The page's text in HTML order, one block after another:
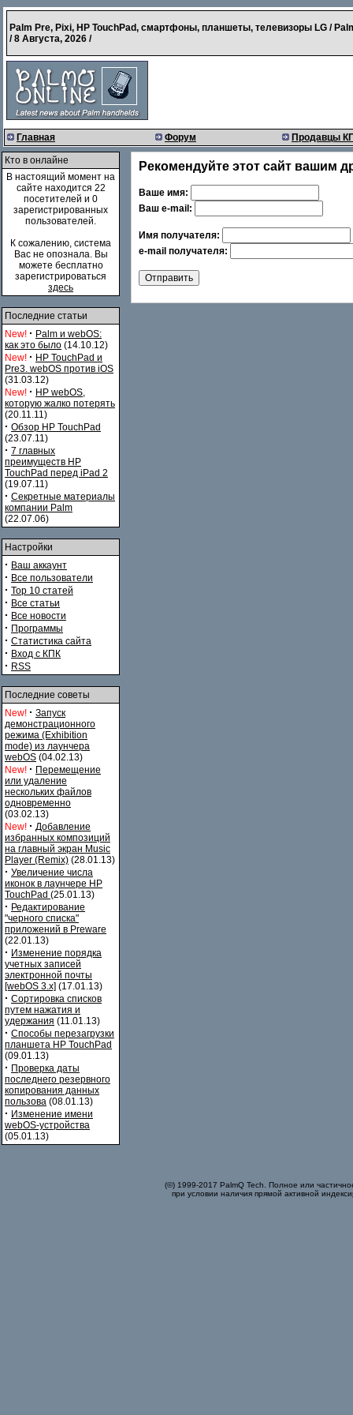
Palm Pre, Pixi, HP TouchPad, смартфоны, планшеты, телевизоры LG /
/8 Августа, 2026 /
Главная Форум Продавцы
Кто в онлайне
В настоящий момент на
сайте находится 22
посетителей и 0
зарегистрированных
пользователей.
К сожалению, система
Вас не опознала. Вы
можете бесплатно
зарегистрироваться
здесь
Последние статьи
New! · Palm и webOS:
как это было (14.10.12)
New! · HP TouchPad и
Pre3. webOS против iOS
(31.03.12)
New! · HP webOS,
которую жалко потерять
(20.11.11)
· Обзор HP TouchPad
(23.07.11)
· 7 главных
преимуществ HP
TouchPad перед iPad 2
(19.07.11)
· Секретные материалы
компании Palm
(22.07.06)
Настройки
· Ваш аккаунт
· Все пользователи
· Top 10 статей
· Все статьи
· Все новости
· Программы
· Статистика сайта
· Вход с КПК
· RSS
Последние советы
New! · Запуск
демонстрационного
режима (Exhibition
mode) из лаунчера
webOS (04.02.13)
New! · Перемещение
или удаление
нескольких файлов
одновременно
(03.02.13)
New! · Добавление
избранных композиций
на главный экран Music
Player (Remix) (28.01.13)
· Увеличение числа
иконок в лаунчере HP
TouchPad (25.01.13)
· Редактирование
"черного списка"
приложений в Preware
(22.01.13)
· Изменение порядка
учетных записей
электронной почты
[webOS 3.x] (17.01.13)
· Сортировка списков
путем нажатия и
удержания (11.01.13)
· Способы перезагрузки
планшета HP TouchPad
(09.01.13)
· Проверка даты
последнего резервного
копирования данных
пользова (08.01.13)
· Изменение имени
webOS-устройства
(05.01.13)
Рекомендуйте этот сайт вашим
Ваше имя:
Ваш e-mail:
Имя получателя:
e-mail получателя:
(©) 1999-2017 PalmQ Tech. Полное или
при условии наличия прямой активной